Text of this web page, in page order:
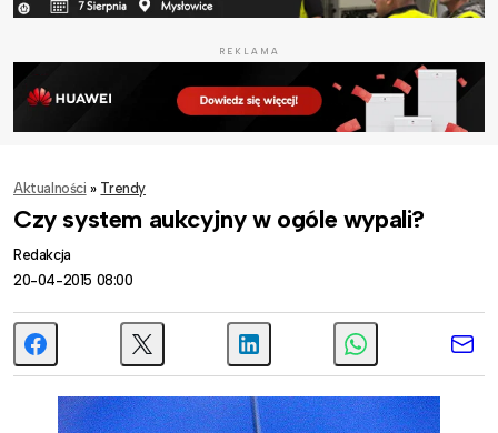
REKLAMA
Aktualności » Trendy
Czy system aukcyjny w ogóle wypali?
Redakcja
20-04-2015 08:00